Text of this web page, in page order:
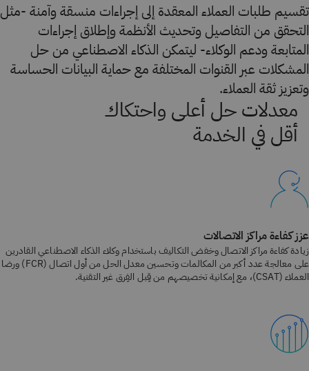
تقسيم طلبات العملاء المعقدة إلى إجراءات منسقة وآمنة -مثل
التحقق من التفاصيل وتحديث الأنظمة وإطلاق إجراءات
المتابعة ودعم الوكلاء- ليتمكن الذكاء الاصطناعي من حل
المشكلات عبر القنوات المختلفة مع حماية البيانات الحساسة
وتعزيز ثقة العملاء.
عزز كفاءة مراكز الاتصالات
زيادة كفاءة مراكز الاتصال وخفض التكاليف باستخدام وكلاء الذكاء الاصطناعي القادرين
على معالجة عدد أكبر من المكالمات وتحسين معدل الحل من أول اتصال (FCR) ورضا
العملاء (CSAT)، مع إمكانية تخصيصهم من قِبل الفِرق غير التقنية.